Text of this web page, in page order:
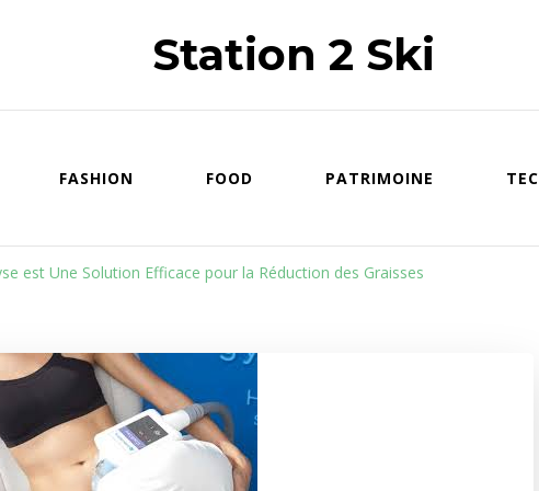
Station 2 Ski
FASHION FOOD PATRIMOINE
est Une Solution Efficace pour la Réduction des Graisses